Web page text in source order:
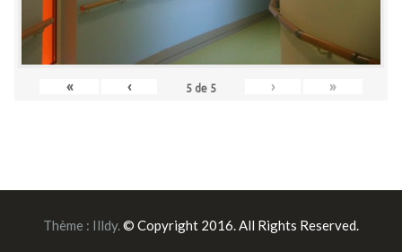
« ‹ 5 de 5 › »
Thème : Illdy.© Copyright 2016. All Rights Reserved.